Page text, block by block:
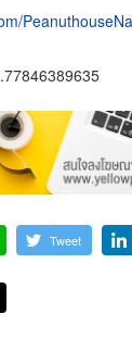
Tweet